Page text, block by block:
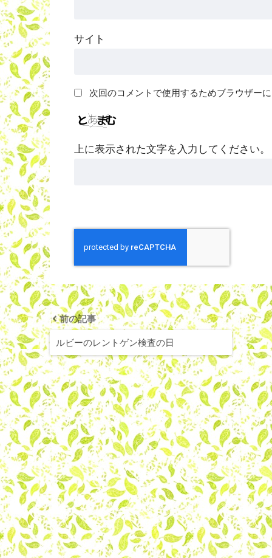
サイト
次回のコメントで使用するためブラウザー
上に表示された文字を入力してください。
前の記事
ルビーのレントゲン検査の日